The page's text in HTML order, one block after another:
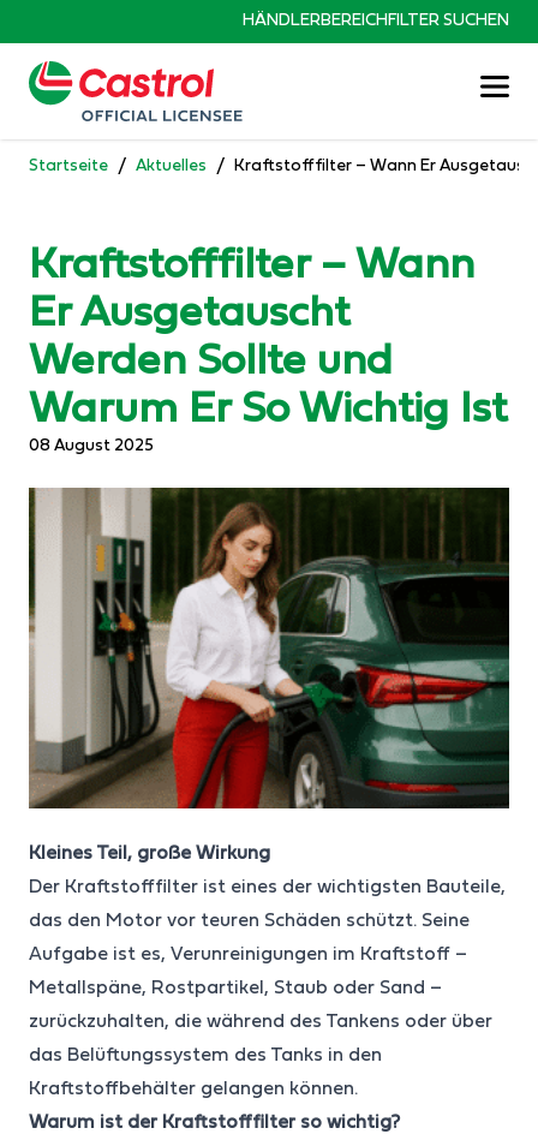
HÄNDLERBEREICH FILTER SUCHEN
Startseite / Aktuelles / Kraftstofffilter – Wann Er
Kraftstofffilter – Wann
Er Ausgetauscht
Werden Sollte und
Warum Er So Wichtig Ist
08 August 2025
Kleines Teil, große Wirkung
Der Kraftstofffilter ist eines der wichtigsten Bauteile,
das den Motor vor teuren Schäden schützt. Seine
Aufgabe ist es, Verunreinigungen im Kraftstoff –
Metallspäne, Rostpartikel, Staub oder Sand –
zurückzuhalten, die während des Tankens oder über
das Belüftungssystem des Tanks in den
Kraftstoffbehälter gelangen können.
Warum ist der Kraftstofffilter so wichtig?